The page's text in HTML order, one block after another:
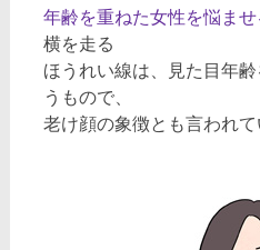
年齢を重ねた女性を悩ま
横を走る
ほうれい線は、見た目年
うもので、
老け顔の象徴とも言われて